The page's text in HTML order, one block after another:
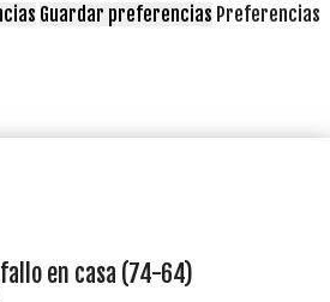
Guardar preferencias Preferencias
fallo en casa (74-64)